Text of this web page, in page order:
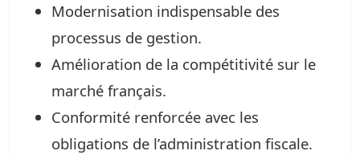
Modernisation indispensable des
processus de gestion.
Amélioration de la compétitivité sur le
marché français.
Conformité renforcée avec les
obligations de l’administration fiscale.